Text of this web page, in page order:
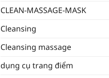
CLEAN-MASSAGE-MASK
Cleansing
Cleansing massage
dụng cụ trang điểm